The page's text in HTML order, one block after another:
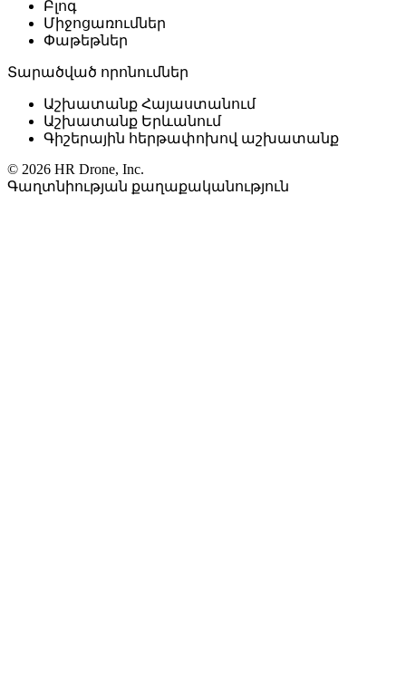
Բլոգ
Միջոցառումներ
Փաթեթներ
Տարածված որոնումներ
Աշխատանք Հայաստանում
Աշխատանք Երևանում
Գիշերային հերթափոխով աշխատանք
© 2026 HR Drone, Inc.
Գաղտնիության քաղաքականություն